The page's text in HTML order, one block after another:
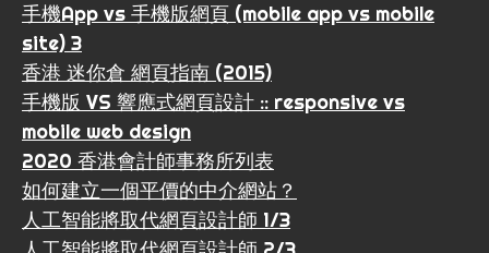
手機App vs 手機版網頁 (mobile app vs mobile
site) 3
香港 迷你倉 網頁指南 (2015)
手機版 VS 響應式網頁設計 :: responsive vs
mobile web design
2020 香港會計師事務所列表
如何建立一個平價的中介網站？
人工智能將取代網頁設計師 1/3